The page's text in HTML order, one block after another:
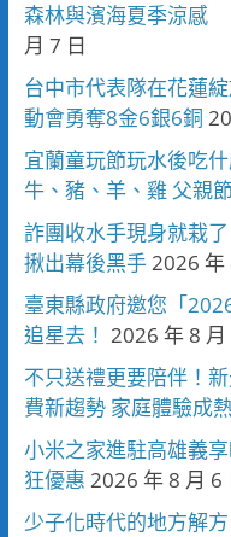
森林與濱海夏季涼感
月 7 日
台中市代表隊在花蓮
動會勇奪8金6銀6銅
宜蘭童玩節玩水後吃
牛、豬、羊、雞 父親
詐團收水手現身就栽
揪出幕後黑手2026 年
臺東縣政府邀您「
追星去！ 2026 年 8 月
不只送禮更要陪伴！
費新趨勢 家庭體驗成
小米之家進駐高雄義
狂優惠 2026 年 8 月 6
少子化時代的地方解